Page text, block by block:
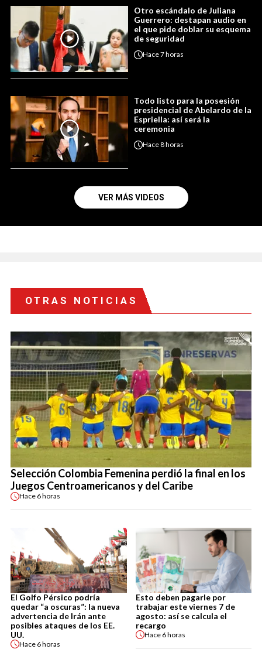
Otro escándalo de Juliana
Guerrero: destapan audio en
el que pide doblar su esquema
de seguridad
Hace7 horas
Todo listo para la posesión
presidencial de Abelardo de la
Espriella: así será la
ceremonia
Hace8 horas
VER MÁS VIDEOS
OTRAS NOTICIAS
Selección Colombia Femenina perdió la final en los
Juegos Centroamericanos y del Caribe
Hace 6 horas
El Golfo Pérsico podría
quedar “a oscuras”: la nueva
advertencia de Irán ante
posibles ataques de los EE.
UU.
Hace 6 horas
Esto deben pagarle por
trabajar este viernes 7 de
agosto: así se calcula el
recargo
Hace 6 horas